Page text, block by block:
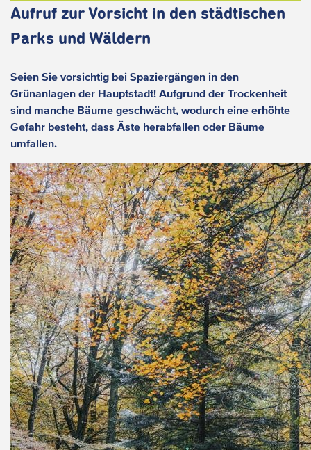
Aufruf zur Vorsicht in den städtischen
Parks und Wäldern
Seien Sie vorsichtig bei Spaziergängen in den
Grünanlagen der Hauptstadt! Aufgrund der Trockenheit
sind manche Bäume geschwächt, wodurch eine erhöhte
Gefahr besteht, dass Äste herabfallen oder Bäume
umfallen.